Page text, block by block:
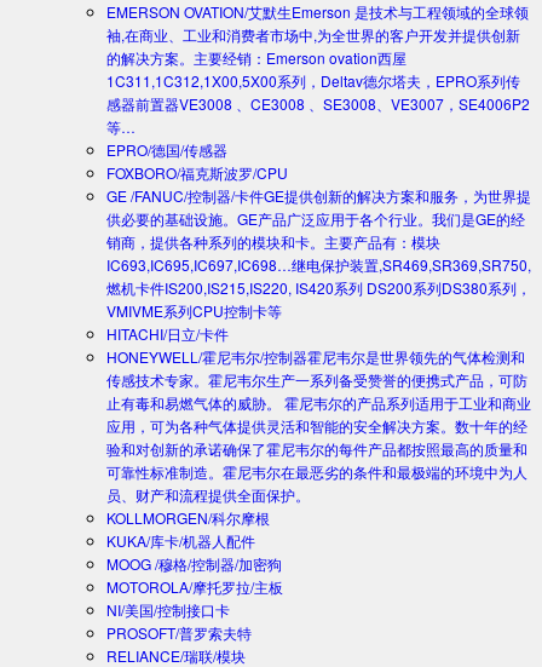
EMERSON OVATION/艾默生Emerson 是技术与工程领域的全球领
袖,在商业、工业和消费者市场中,为全世界的客户开发并提供创新
的解决方案。主要经销：Emerson ovation西屋
1C311,1C312,1X00,5X00系列，Deltav德尔塔夫，EPRO系列传
感器前置器VE3008 、CE3008 、SE3008、VE3007，SE4006P2
等…
EPRO/德国/传感器
FOXBORO/福克斯波罗/CPU
GE /FANUC/控制器/卡件GE提供创新的解决方案和服务，为世界提
供必要的基础设施。GE产品广泛应用于各个行业。我们是GE的经
销商，提供各种系列的模块和卡。主要产品有：模块
IC693,IC695,IC697,IC698…继电保护装置,SR469,SR369,SR750,
燃机卡件IS200,IS215,IS220, IS420系列 DS200系列DS380系列，
VMIVME系列CPU控制卡等
HITACHI/日立/卡件
HONEYWELL/霍尼韦尔/控制器霍尼韦尔是世界领先的气体检测和
传感技术专家。霍尼韦尔生产一系列备受赞誉的便携式产品，可防
止有毒和易燃气体的威胁。 霍尼韦尔的产品系列适用于工业和商业
应用，可为各种气体提供灵活和智能的安全解决方案。数十年的经
验和对创新的承诺确保了霍尼韦尔的每件产品都按照最高的质量和
可靠性标准制造。霍尼韦尔在最恶劣的条件和最极端的环境中为人
员、财产和流程提供全面保护。
KOLLMORGEN/科尔摩根
KUKA/库卡/机器人配件
MOOG /穆格/控制器/加密狗
MOTOROLA/摩托罗拉/主板
NI/美国/控制接口卡
PROSOFT/普罗索夫特
RELIANCE/瑞联/模块